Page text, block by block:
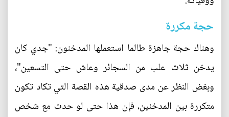
حجة مكررة
وهناك حجة جاهزة طالما استعملها المدخنون: "جدي كان
يدخن ثلاث علب من السجائر وعاش حتى التسعين"،
وبغض النظر عن مدى صدقية هذه القصة التي تكاد تكون
متكررة بين المدخنين، فإن هذا حتى لو حدث مع شخص